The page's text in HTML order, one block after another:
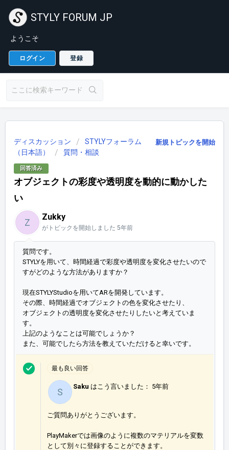
STYLY FORUM JP
ようこそ
ログイン 登録
新規トピックを開始
ディスカッション
STYLYフォーラム
（日本語）
質問・相談
回答済み
オブジェクトの彩度や透明度を動的に動かした
い
Z
Zukky
がトピックを開始しました 5年前
質問です。
STYLYを用いて、時間経過で彩度や透明度を変化させたいので
すがどのような方法がありますか？
現在STYLYStudioを用いてARを開発しています。
その際、時間経過でオブジェクトの色を変化させたり、
オブジェクトの透明度を変化させたりしたいと考えていま
す。
上記のようなことは可能でしょうか？
また、可能でしたら方法を教えていただけると幸いです。
最も良い回答
S
Saku はこう言いました： 5年前
ご質問ありがとうございます。
PlayMakerでは画像のように複数のマテリアルを変数
として別々に登録することができます。